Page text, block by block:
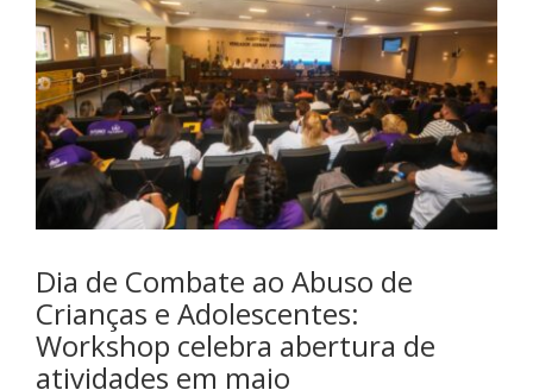
Dia de Combate ao Abuso de
Crianças e Adolescentes:
Workshop celebra abertura de
atividades em maio